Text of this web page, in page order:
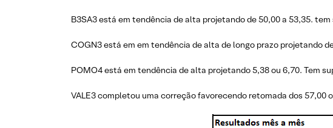
B3SA3 está em tendência de alta projetando de 50,00 a 53,35.
COGN3 está em em tendência de alta de longo prazo projetando
POMO4 está em tendência de alta projetando 5,38 ou 6,70. Tem
VALE3 completou uma correção favorecendo retomada dos 57,00